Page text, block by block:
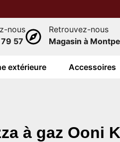
nous
57
Retrouvez-nous
Magasin à
extérieure Accessoires
à gaz Ooni